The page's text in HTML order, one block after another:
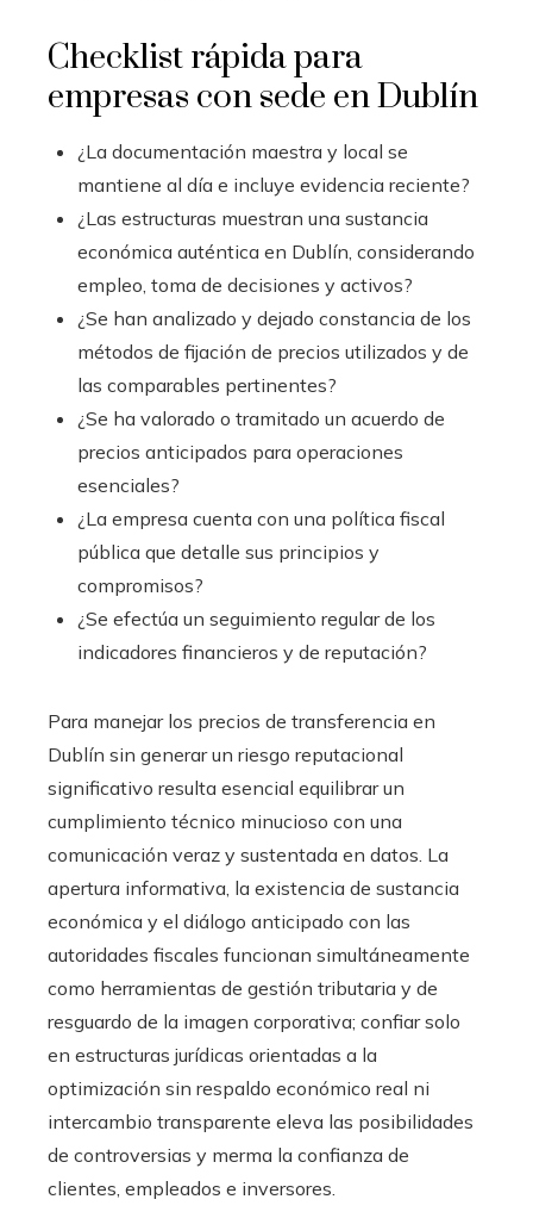
Checklist rápida para
empresas con sede en Dublín
¿La documentación maestra y local se
mantiene al día e incluye evidencia reciente?
¿Las estructuras muestran una sustancia
económica auténtica en Dublín, considerando
empleo, toma de decisiones y activos?
¿Se han analizado y dejado constancia de los
métodos de fijación de precios utilizados y de
las comparables pertinentes?
¿Se ha valorado o tramitado un acuerdo de
precios anticipados para operaciones
esenciales?
¿La empresa cuenta con una política fiscal
pública que detalle sus principios y
compromisos?
¿Se efectúa un seguimiento regular de los
indicadores financieros y de reputación?
Para manejar los precios de transferencia en
Dublín sin generar un riesgo reputacional
significativo resulta esencial equilibrar un
cumplimiento técnico minucioso con una
comunicación veraz y sustentada en datos. La
apertura informativa, la existencia de sustancia
económica y el diálogo anticipado con las
autoridades fiscales funcionan simultáneamente
como herramientas de gestión tributaria y de
resguardo de la imagen corporativa; confiar solo
en estructuras jurídicas orientadas a la
optimización sin respaldo económico real ni
intercambio transparente eleva las posibilidades
de controversias y merma la confianza de
clientes, empleados e inversores.